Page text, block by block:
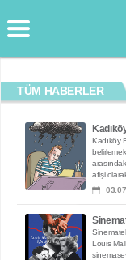
TÜM HABERLER
Kadıköy
afişi
Louis